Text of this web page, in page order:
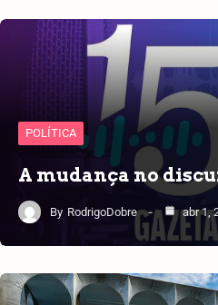
POLÍTICA
A mudança no
By RodrigoDobre abr 1,